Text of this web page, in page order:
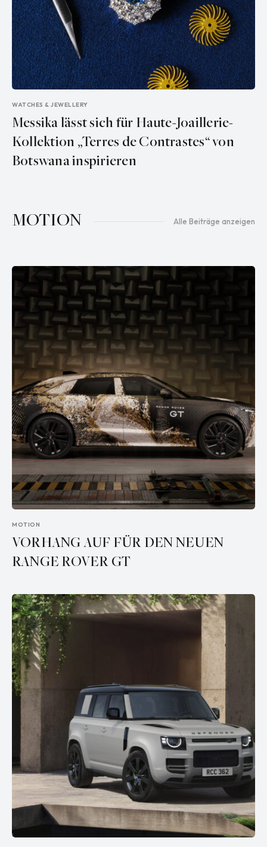
WATCHES & JEWELLERY
Messika lässt sich für Haute-Joaillerie-
Kollektion „Terres de Contrastes“ von
Botswana inspirieren
MOTION Alle Beiträge anzeigen
MOTION
VORHANG AUF FÜR DEN NEUEN
RANGE ROVER GT